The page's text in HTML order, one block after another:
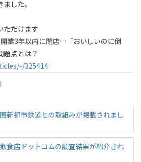
した。
ただけます
業3年以内に閉店…「おいしいのに倒
題点とは？
325414
新都市鉄道との取組みが掲載されまし
食店ドットコムの調査結果が紹介され